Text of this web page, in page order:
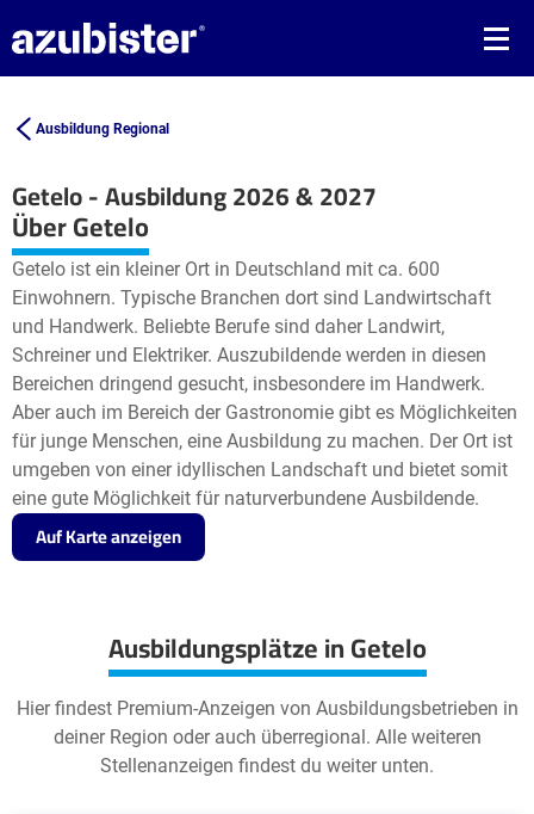
Ausbildung Regional
Getelo - Ausbildung 2026 & 2027
+
−
Leaflet | ©OpenStreetMap2
Über Getelo
Getelo ist ein kleiner Ort in Deutschland mit ca. 600
Einwohnern. Typische Branchen dort sind Landwirtschaft
und Handwerk. Beliebte Berufe sind daher Landwirt,
Schreiner und Elektriker. Auszubildende werden in diesen
Bereichen dringend gesucht, insbesondere im Handwerk.
Aber auch im Bereich der Gastronomie gibt es Möglichkeiten
für junge Menschen, eine Ausbildung zu machen. Der Ort ist
umgeben von einer idyllischen Landschaft und bietet somit
eine gute Möglichkeit für naturverbundene Ausbildende.
Auf Karte anzeigen
Ausbildungsplätze in Getelo
Hier findest Premium-Anzeigen von Ausbildungsbetrieben in
deiner Region oder auch überregional. Alle weiteren
Stellenanzeigen findest du weiter unten.